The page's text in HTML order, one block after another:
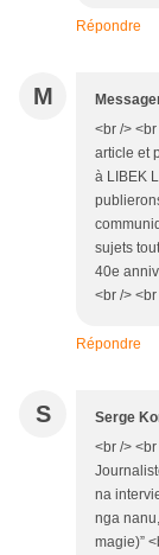
Répondre
M
<br />
article et
à LIBEK
sujets
40e
<br />
Répondre
S Serge
<br />
na
nga
magie)”